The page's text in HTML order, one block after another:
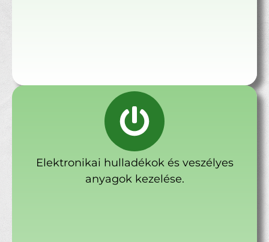
Elektronikai hulladékok és veszélyes
anyagok kezelése.